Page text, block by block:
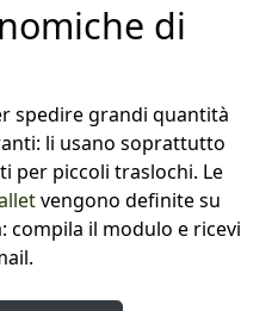
di
spedire grandi quantità
li usano soprattutto
per piccoli traslochi. Le
vengono definite su
compila il modulo e ricevi